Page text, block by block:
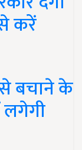
करें
बचाने के